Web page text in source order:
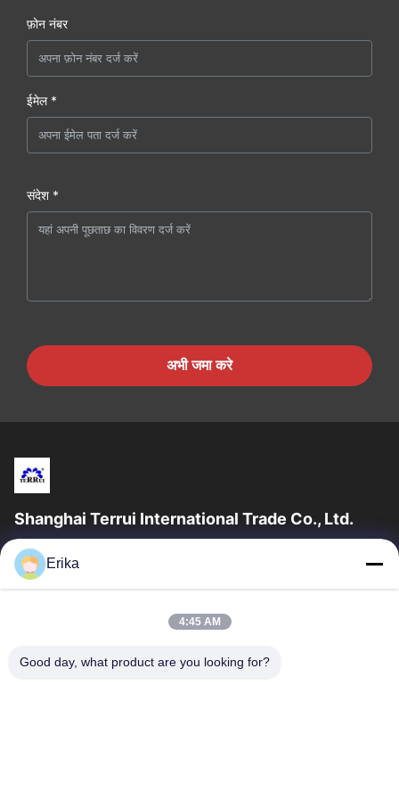
फ़ोन नंबर
ईमेल *
संदेश *
अभी जमा करे
Shanghai Terrui International Trade Co., Ltd.
शंघाई टेरुई इंटरनेशनल ट्रेड कं, लिमिटेड की स्थापना 2002 में पशुधन उपकरण के
विकास, निर्माण और बिक्री में विशेषज्ञता प्राप्त थी।
त्वरित लिंक
उत्पादों
हमारे बारे में
गुणवत्ता नियंत्रण
Erika
4:45 AM
Good day, what product are you looking for?